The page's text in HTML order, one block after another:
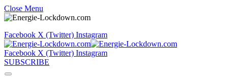
Close Menu
Facebook X (Twitter) Instagram
Facebook X (Twitter) Instagram
SUBSCRIBE